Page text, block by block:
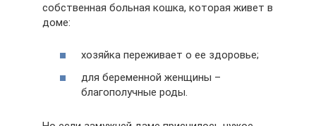
собственная больная кошка, которая живет в
доме:
хозяйка переживает о ее здоровье;
для беременной женщины –
благополучные роды.